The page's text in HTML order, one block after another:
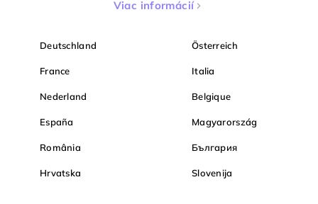
Viac informácií
Deutschland Österreich
France Italia
Nederland Belgique
España Magyarország
România България
Hrvatska Slovenija